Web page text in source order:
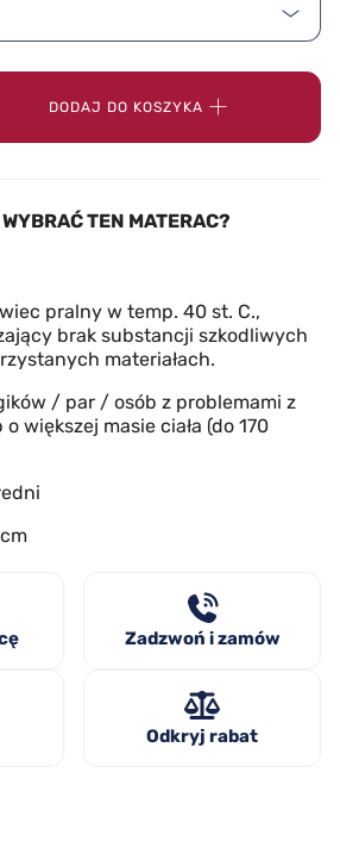
DODAJ DO KOSZYKA
TEN MATERAC?
pralny w temp. 40 st. C.,
brak substancji szkodliwych
materiałach.
/ par / osób z problemami z
większej masie ciała (do 170
Zadzwoń i zamów
Odkryj rabat